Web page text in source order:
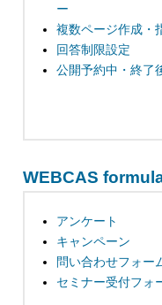
ー
複数ページ作成・
回答制限設定
公開予約中・終了
WEBCAS
アンケート
キャンペーン
問い合わせフォー
セミナー受付フォ